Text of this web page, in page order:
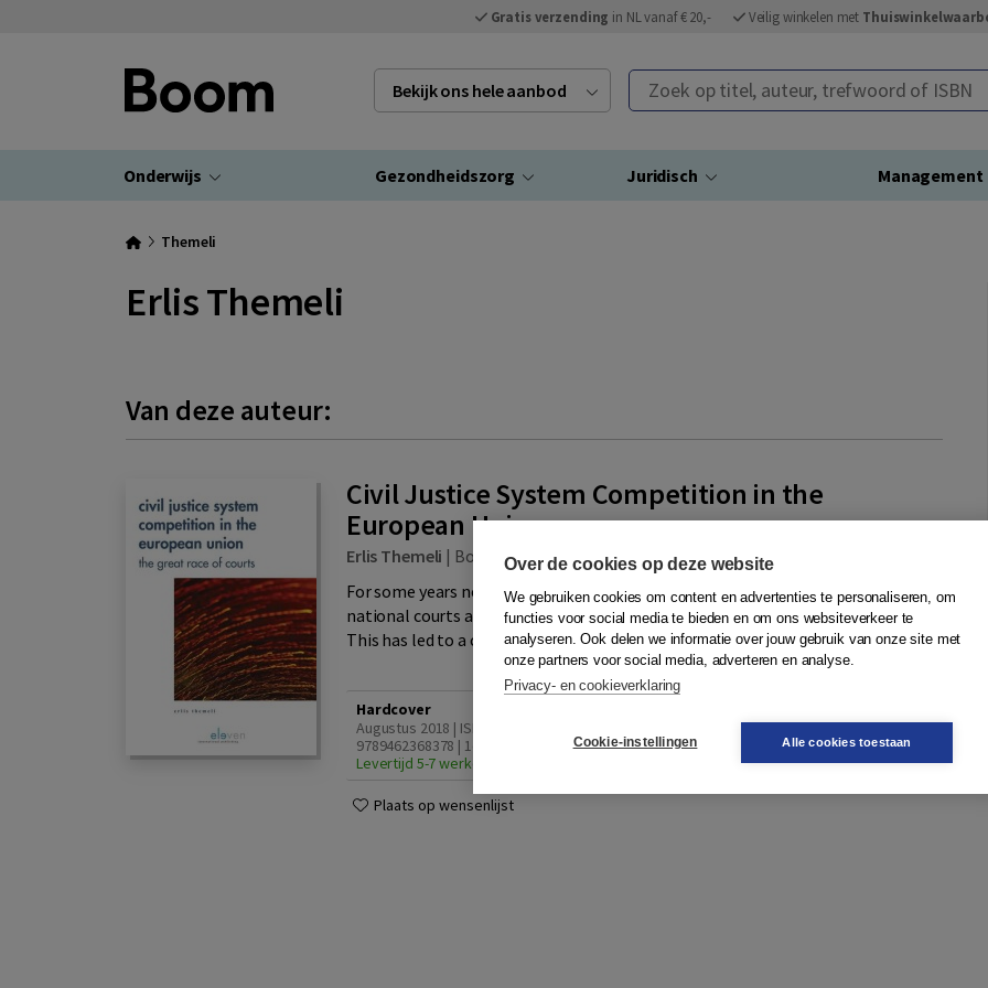
Gratis verzending in NL vanaf € 20,- Veilig winkelen met
Bekijk ons hele aanbod Zoek op titel, auteur, trefwoord of ISBN
Onderwijs Gezondheidszorg Juridisch Management
Themeli
Erlis Themeli
Van deze auteur:
Civil Justice System Competition in the
European Union
Erlis Themeli | Boom
For some years now, certain EU Member States have been promoting their
national courts as the best places to litigate cross-border commercial disputes.
This has led to a competition between jurisdi...Meer
Hardcover
Augustus 2018 | ISBN
9789462368378 | 1e druk
Levertijd 5-7 werkdagen
150,50 − In winkelwagen
Plaats op wensenlijst
Over de cookies op deze website
We gebruiken cookies om content en advertenties te personaliseren, om
functies voor social media te bieden en om ons websiteverkeer te
analyseren. Ook delen we informatie over jouw gebruik van onze site met
onze partners voor social media, adverteren en analyse.
Privacy- en cookieverklaring
Cookie-instellingen Alle cookies toestaan